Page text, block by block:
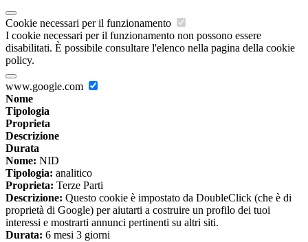
Cookie necessari per il funzionamento
I cookie necessari per il funzionamento non possono essere
disabilitati. È possibile consultare l'elenco nella pagina della cookie
policy.
www.google.com
Nome
Tipologia
Proprieta
Descrizione
Durata
Nome: NID
Tipologia: analitico
Proprieta: Terze Parti
Descrizione: Questo cookie è impostato da DoubleClick (che è di
proprietà di Google) per aiutarti a costruire un profilo dei tuoi
interessi e mostrarti annunci pertinenti su altri siti.
Durata: 6 mesi 3 giorni